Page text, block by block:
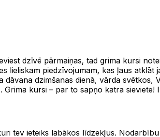
dzīvē pārmaiņas, tad grima kursi
lieliskam piedzīvojumam, kas ļaus
dzimšanas dienā, vārda
kursi – par to sapņo katra
tev ieteiks labākos līdzekļus.